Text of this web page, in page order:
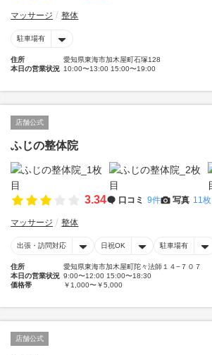
マッサージ 整体
駐車場有
住所
愛知県東海市加木屋町石塚128
本日の営業状況 10:00〜13:00 15:00〜19:00
店舗公式
ふじの整体院
3.34 口コミ 9件 写真 11枚
マッサージ 整体
出張・訪問対応 日祝OK 駐車場有
住所
愛知県東海市加木屋町陀々法師１４−７０７
本日の営業状況 9:00〜12:00 15:00〜18:30
価格帯
￥1,000〜￥5,000
店舗公式